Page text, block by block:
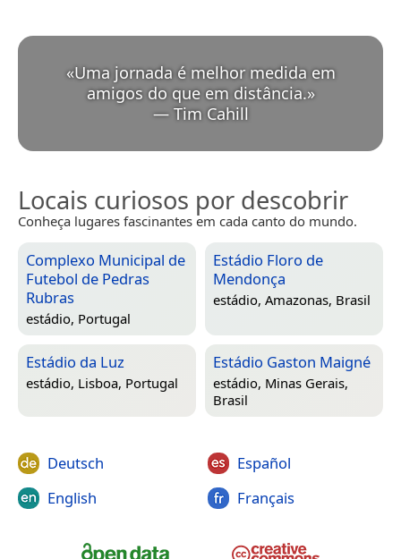
«Uma jornada é melhor medida em
amigos do que em distância. »
— Tim Cahill
Locais curiosos por descobrir
Conheça lugares fascinantes em cada canto do mundo.
Complexo Municipal de
Futebol de Pedras
Rubras
estádio, Portugal
Estádio Floro de
Mendonça
estádio, Amazonas, Brasil
Estádio da Luz
estádio, Lisboa, Portugal
Estádio Gaston Maigné
estádio, Minas Gerais,
Brasil
Deutsch
English
Español
Français